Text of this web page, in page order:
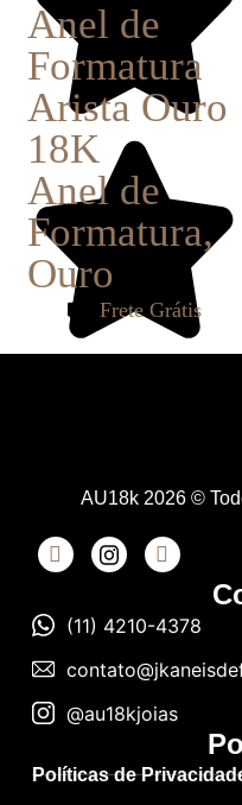
Anel de
Formatura
Arista Ouro
18K
Anel de
Formatura,
Ouro
Frete Grátis
AU18k 2026 ©
(11) 4210-4378
@au18kjoias
Políticas de